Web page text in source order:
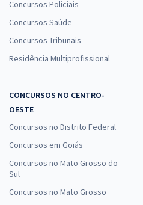
Concursos Policiais
Concursos Saúde
Concursos Tribunais
Residência Multiprofissional
CONCURSOS NO CENTRO-
OESTE
Concursos no Distrito Federal
Concursos em Goiás
Concursos no Mato Grosso do
Sul
Concursos no Mato Grosso